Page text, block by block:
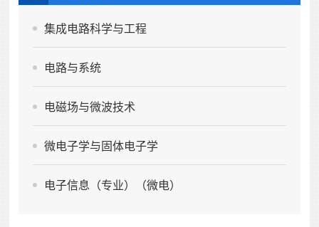
集成电路科学与工程
电路与系统
电磁场与微波技术
微电子学与固体电子学
电子信息（专业）（微电）